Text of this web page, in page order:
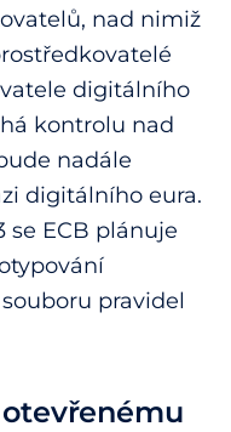
nad nimiž
digitálního
kontrolu nad
nadále
digitálního eura.
ECB plánuje
pravidel